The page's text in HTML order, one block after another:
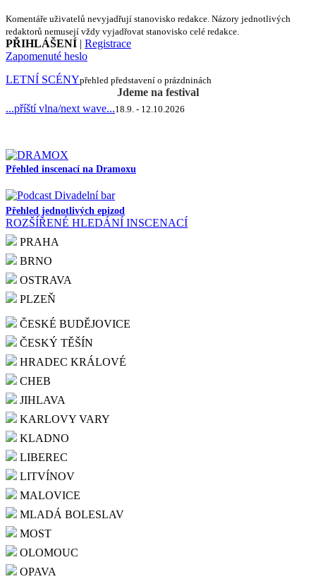
Komentáře uživatelů nevyjadřují stanovisko redakce. Názory jednotlivých
redaktorů nemusejí vždy vyjadřovat stanovisko celé redakce.
PŘIHLÁŠENÍ | Registrace
Zapomenuté heslo
LETNÍ SCÉNYpřehled představení o prázdninách
Jdeme na festival
...příští vlna/next wave...18.9. - 12.10.2026
Přehled inscenací na Dramoxu
Přehled jednotlivých epizod
ROZŠÍŘENÉ HLEDÁNÍ INSCENACÍ
PRAHA
BRNO
OSTRAVA
PLZEŇ
ČESKÉ BUDĚJOVICE
ČESKÝ TĚŠÍN
HRADEC KRÁLOVÉ
CHEB
JIHLAVA
KARLOVY VARY
KLADNO
LIBEREC
LITVÍNOV
MALOVICE
MLADÁ BOLESLAV
MOST
OLOMOUC
OPAVA